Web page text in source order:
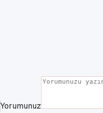
Yorumunuz